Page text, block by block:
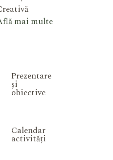
mai multe
Prezentare
și
obiective
Calendar
activități